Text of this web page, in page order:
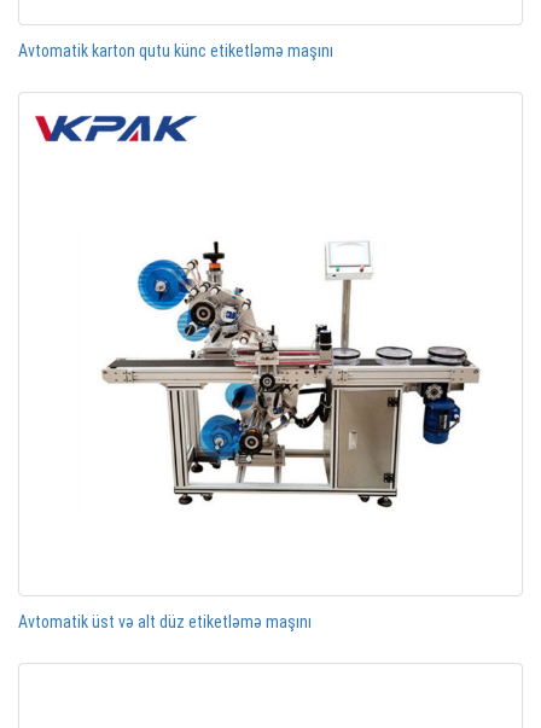
Avtomatik karton qutu künc etiketləmə maşını
Avtomatik üst və alt düz etiketləmə maşını